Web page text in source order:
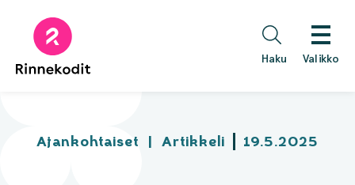
sisältöön
Haku Valikko
Ajankohtaiset | Artikkeli 19.5.2025